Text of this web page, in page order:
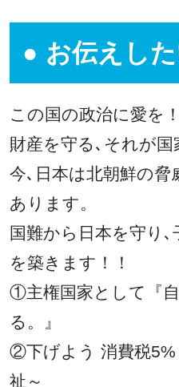
お伝えし
この国の政治に愛を
財産を守る､それが国
今､日本は北朝鮮の脅
あります。
国難から日本を守り
を築きます！！
①主権国家として『
る。』
②下げよう 消費税5%
祉～